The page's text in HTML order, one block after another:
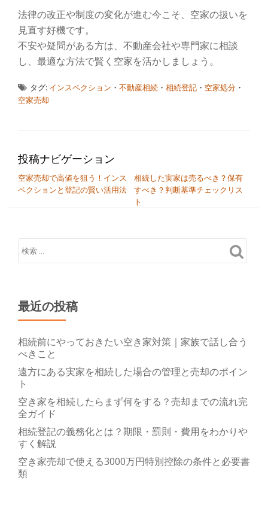
法律の改正や制度の変化が進む今こそ、空家の扱いを
見直す好機です。
不安や疑問がある方は、不動産会社や専門家に相談
し、最適な方法で賢く空家を活かしましょう。
タグ: インスペクション ・ 不動産相続 ・ 相続登記 ・ 空家処分 ・
空家売却
投稿ナビゲーション
空家売却で高値を狙う！インス
ペクションと登記の賢い活用法
相続した実家は売るべき？保有
すべき？判断基準チェックリス
ト
最近の投稿
相続前にやっておきたい空き家対策｜家族で話し合う
べきこと
遠方にある実家を相続した場合の管理と売却のポイン
ト
空き家を相続したらまず何をする？売却までの流れ完
全ガイド
相続登記の義務化とは？期限・罰則・費用をわかりや
すく解説
空き家売却で使える3000万円特別控除の条件と必要書
類